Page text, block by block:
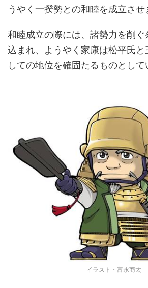
うやく一揆勢との和睦を成立させ
和睦成立の際には、諸勢力を削
込まれ、ようやく家康は松平氏と
しての地位を確固たるものとして
イラスト・富永商太